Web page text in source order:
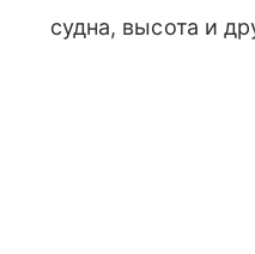
судна, высота и